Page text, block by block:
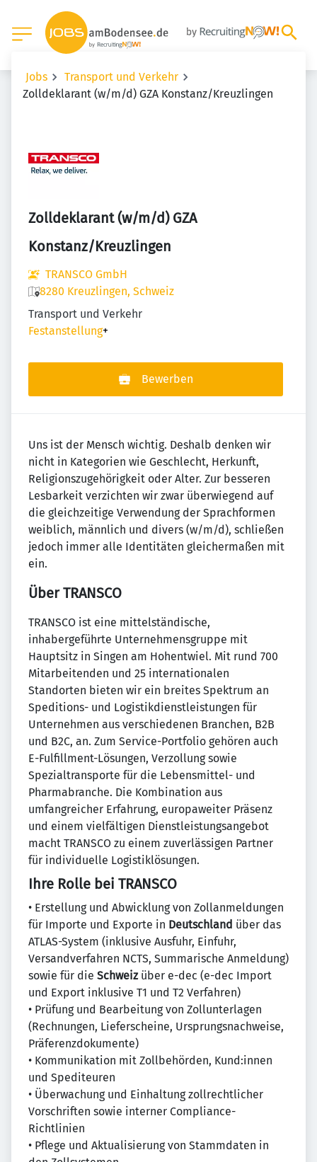
Jobs
Transport und Verkehr
Zolldeklarant (w/m/d) GZA Konstanz/Kreuzlingen
Zolldeklarant (w/m/d) GZA
Konstanz/Kreuzlingen
TRANSCO GmbH
8280 Kreuzlingen, Schweiz
Transport und Verkehr
Festanstellung+
Bewerben
Uns ist der Mensch wichtig. Deshalb denken wir
nicht in Kategorien wie Geschlecht, Herkunft,
Religionszugehörigkeit oder Alter. Zur besseren
Lesbarkeit verzichten wir zwar überwiegend auf
die gleichzeitige Verwendung der Sprachformen
weiblich, männlich und divers (w/m/d), schließen
jedoch immer alle Identitäten gleichermaßen mit
ein.
Über TRANSCO
TRANSCO ist eine mittelständische,
inhabergeführte Unternehmensgruppe mit
Hauptsitz in Singen am Hohentwiel. Mit rund 700
Mitarbeitenden und 25 internationalen
Standorten bieten wir ein breites Spektrum an
Speditions- und Logistikdienstleistungen für
Unternehmen aus verschiedenen Branchen, B2B
und B2C, an. Zum Service-Portfolio gehören auch
E-Fulfillment-Lösungen, Verzollung sowie
Spezialtransporte für die Lebensmittel- und
Pharmabranche. Die Kombination aus
umfangreicher Erfahrung, europaweiter Präsenz
und einem vielfältigen Dienstleistungsangebot
macht TRANSCO zu einem zuverlässigen Partner
für individuelle Logistiklösungen.
Ihre Rolle bei TRANSCO
• Erstellung und Abwicklung von Zollanmeldungen
für Importe und Exporte in Deutschland über das
ATLAS-System (inklusive Ausfuhr, Einfuhr,
Versandverfahren NCTS, Summarische Anmeldung)
sowie für die Schweiz über e-dec (e-dec Import
und Export inklusive T1 und T2 Verfahren)
• Prüfung und Bearbeitung von Zollunterlagen
(Rechnungen, Lieferscheine, Ursprungsnachweise,
Präferenzdokumente)
• Kommunikation mit Zollbehörden, Kund:innen
und Spediteuren
• Überwachung und Einhaltung zollrechtlicher
Vorschriften sowie interner Compliance-
Richtlinien
• Pflege und Aktualisierung von Stammdaten in